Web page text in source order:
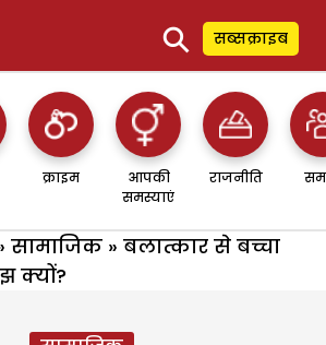
⚲ सब्सक्राइब
क्राइम
आपकी
समस्याएं
राजनीति
सामाजिक » बलात्कार से बच्चा
क्यों?